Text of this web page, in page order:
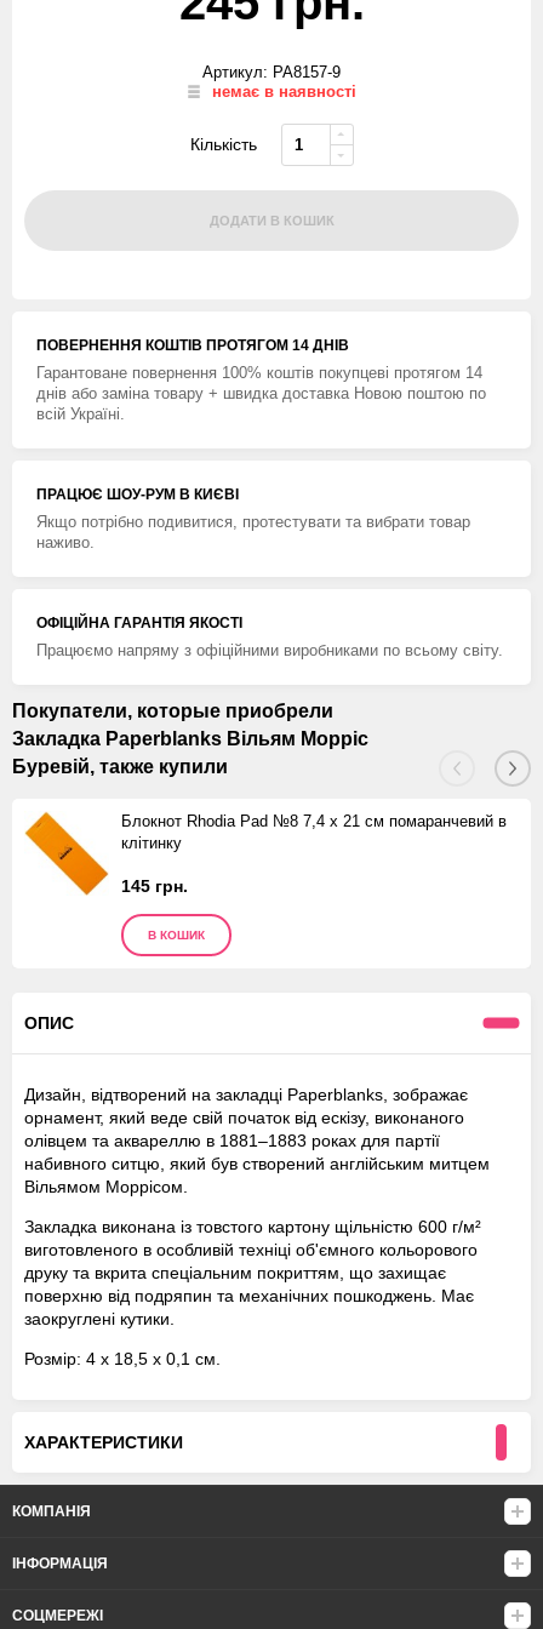
Артикул: PA8157-9
немає в наявності
Кількість
ДОДАТИ В КОШИК
ПОВЕРНЕННЯ КОШТIВ ПРОТЯГОМ 14 ДНIВ
Гарантоване повернення 100% коштів покупцеві протягом 14
днів або заміна товару + швидка доставка Новою поштою по
всій Україні.
ПРАЦЮЄ ШОУ-РУМ В КИЄВІ
Якщо потрібно подивитися, протестувати та вибрати товар
наживо.
ОФІЦІЙНА ГАРАНТІЯ ЯКОСТІ
Працюємо напряму з офіційними виробниками по всьому світу.
Покупатели, которые приобрели
Закладка Paperblanks Вільям Морріс
Буревій, также купили
Блокнот Rhodia Pad №8 7,4 х 21 см помаранчевий в
клітинку
145 грн.
В КОШИК
ОПИС
Дизайн, відтворений на закладці Paperblanks, зображає
орнамент, який веде свій початок від ескізу, виконаного
олівцем та аквареллю в 1881–1883 роках для партії
набивного ситцю, який був створений англійським митцем
Вільямом Моррісом.
Закладка виконана із товстого картону щільністю 600 г/м²
виготовленого в особливій техніці об'ємного кольорового
друку та вкрита спеціальним покриттям, що захищає
поверхню від подряпин та механічних пошкоджень. Має
заокруглені кутики.
Розмір: 4 х 18,5 х 0,1 см.
ХАРАКТЕРИСТИКИ
КОМПАНІЯ
ІНФОРМАЦІЯ
СОЦМЕРЕЖІ